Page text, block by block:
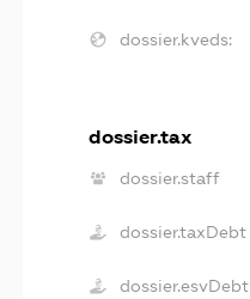
dossier.kveds:
dossier.tax
dossier.staff
dossier.taxDebt
dossier.esvDebt